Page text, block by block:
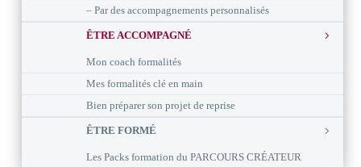
– Par des accompagnements personnalisés
ÊTRE ACCOMPAGNÉ
Mon coach formalités
Mes formalités clé en main
Bien préparer son projet de reprise
ÊTRE FORMÉ
Les Packs formation du PARCOURS CRÉATEUR